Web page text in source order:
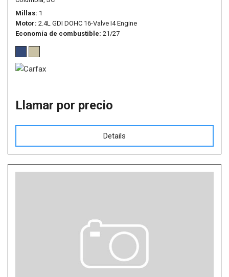
Millas 1
Motor 2.4L GDI DOHC 16-Valve I4 Engine
Economía de combustible 21/27
Llamar por precio
Details